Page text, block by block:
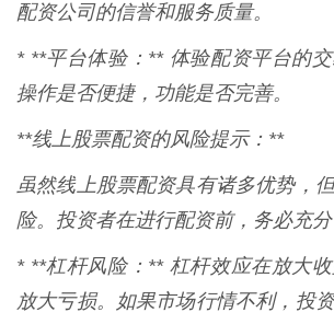
配资公司的信誉和服务质量。
* **平台体验：** 体验配资平台的
操作是否便捷，功能是否完善。
**线上股票配资的风险提示：**
虽然线上股票配资具有诸多优势，
险。投资者在进行配资前，务必充
* **杠杆风险：** 杠杆效应在放大
放大亏损。如果市场行情不利，投